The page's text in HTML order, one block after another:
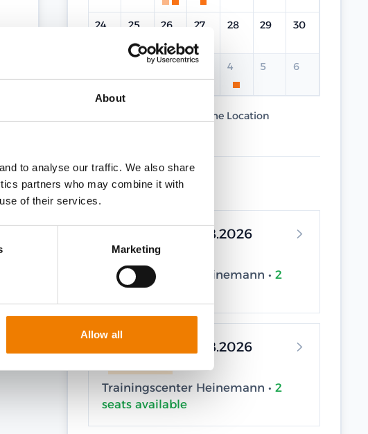
About
to analyse our traffic. We also share
partners who may combine it with
of their services.
Marketing
Allow all
24 25 26 27 28 29 30
4 5 6
Same Location
UPCOMING DATES
12.08.2026 - 12.08.2026
Elsfleth
Trainingscenter Heinemann • 2
seats available
14.08.2026 - 14.08.2026
Trainingscenter Heinemann • 2
seats available